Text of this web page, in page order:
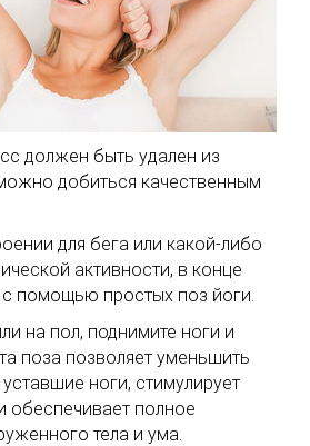
должен быть удален из
добиться качественным
для бега или какой-либо
активности, в конце
с помощью простых поз йоги.
на пол, поднимите ноги и
поза позволяет уменьшить
ноги, стимулирует
обеспечивает полное
тела и ума.